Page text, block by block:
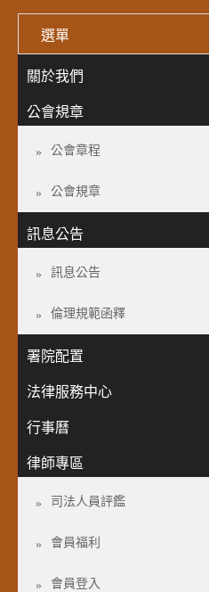
選單
關於我們
公會規章
公會章程
公會規章
訊息公告
訊息公告
倫理規範函釋
署院配置
法律服務中心
行事曆
律師專區
司法人員評鑑
會員福利
會員登入